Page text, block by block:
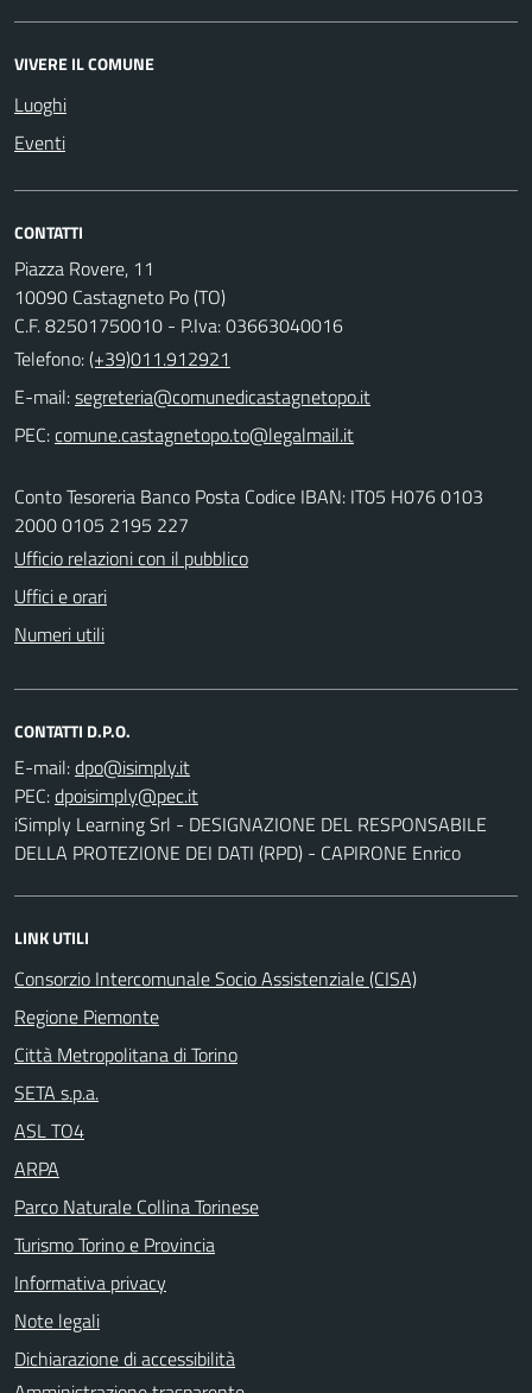
VIVERE IL COMUNE
Luoghi
Eventi
CONTATTI
Piazza Rovere, 11
10090 Castagneto Po (TO)
C.F. 82501750010 - P.Iva: 03663040016
Telefono:(+39)011.912921
E-mail:
PEC:
Conto Tesoreria Banco Posta Codice IBAN: IT05 H076 0103
2000 0105 2195 227
Ufficio relazioni con il pubblico
Uffici e orari
Numeri utili
CONTATTI D.P.O.
E-mail:
PEC:
iSimply Learning Srl - DESIGNAZIONE DEL RESPONSABILE
DELLA PROTEZIONE DEI DATI (RPD) - CAPIRONE Enrico
LINK UTILI
Consorzio Intercomunale Socio Assistenziale (CISA)
Regione Piemonte
Città Metropolitana di Torino
SETA s.p.a.
ASL TO4
ARPA
Parco Naturale Collina Torinese
Turismo Torino e Provincia
Informativa privacy
Note legali
Dichiarazione di accessibilità